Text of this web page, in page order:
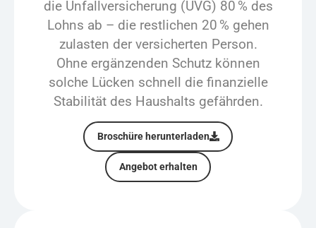
die Unfallversicherung (UVG) 80 % des
Lohns ab – die restlichen 20 % gehen
zulasten der versicherten Person.
Ohne ergänzenden Schutz können
solche Lücken schnell die finanzielle
Stabilität des Haushalts gefährden.
Broschüre herunterladen
Angebot erhalten